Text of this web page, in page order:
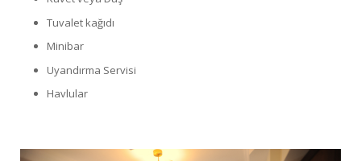
Tuvalet kağıdı
Minibar
Uyandırma Servisi
Havlular